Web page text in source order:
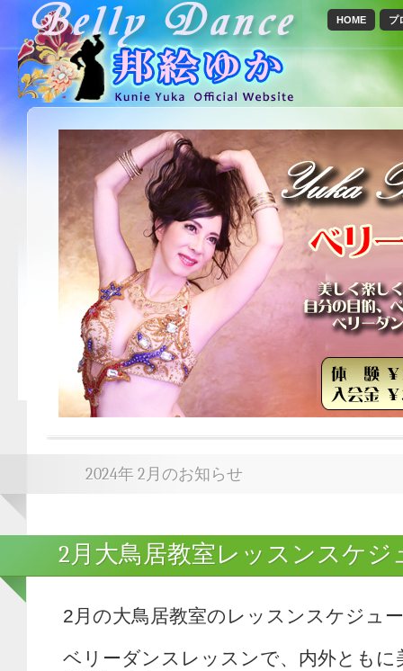
プ
HOME
2024年 2月のお知らせ
2月大鳥居教室レッスンスケジ
2月の大鳥居教室のレッスンスケジュ
ベリーダンスレッスンで、内外ともに